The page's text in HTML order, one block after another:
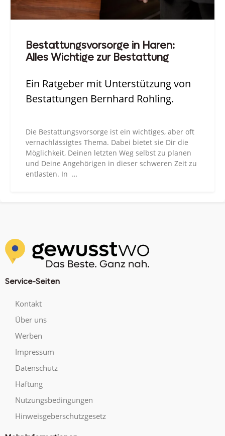
Bestattungsvorsorge in Haren:
Alles Wichtige zur Bestattung
Ein Ratgeber mit Unterstützung von
Bestattungen Bernhard Rohling.
Die Bestattungsvorsorge ist ein wichtiges, aber oft
vernachlässigtes Thema. Dabei bietet sie Dir die
Möglichkeit, Deinen letzten Weg selbst zu planen
und Deine Angehörigen in dieser schweren Zeit zu
entlasten. In …
Service-Seiten
Kontakt
Über uns
Werben
Impressum
Datenschutz
Haftung
Nutzungsbedingungen
Hinweisgeberschutzgesetz